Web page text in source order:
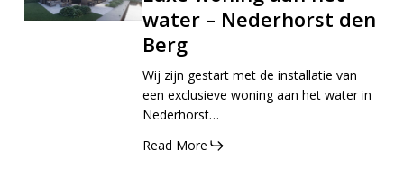
water – Nederhorst den
Berg
Wij zijn gestart met de installatie van
een exclusieve woning aan het water in
Nederhorst…
Read More